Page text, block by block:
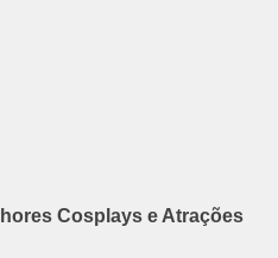
Cosplays e Atrações